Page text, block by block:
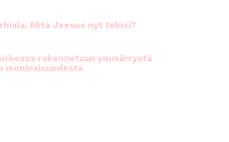
Mitä Jeesus nyt tekisi?
rakennetaan ymmärrystä
moninaisuudesta